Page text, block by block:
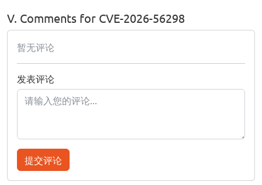
V. Comments for CVE-2026-56298
暂无评论
发表评论
提交评论